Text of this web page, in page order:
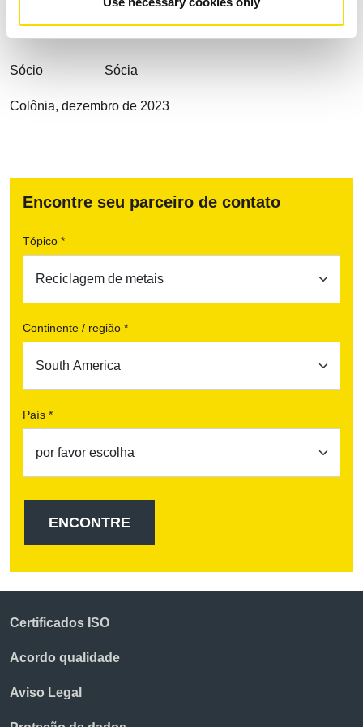
Atenciosamente Atenciosamente
Sócio Sócia
Colônia, dezembro de 2023
Encontre seu parceiro de contato
Tópico *
Continente / região *
País *
Certificados ISO
Acordo qualidade
Aviso Legal